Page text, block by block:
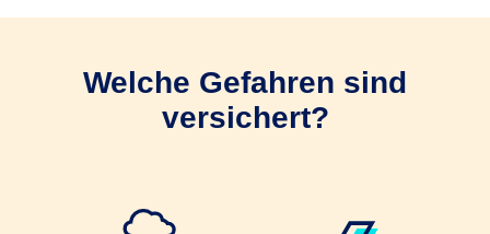
Welche Gefahren sind
versichert?